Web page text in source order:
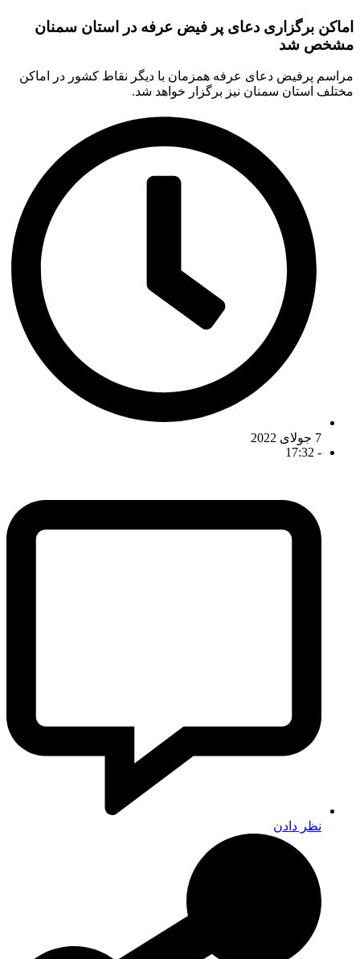
اماکن برگزاری دعای پر فیض عرفه در استان سمنان
مشخص شد
مراسم پرفیض دعای عرفه همزمان با دیگر نقاط کشور در اماکن
مختلف استان سمنان نیز برگزار خواهد شد.
7 جولای 2022
-
17:32
نظر دادن